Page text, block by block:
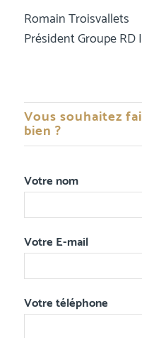
Romain Troisvallets
Président Groupe RD
Vous souhaitez
bien ?
Votre nom
Votre E-mail
Votre téléphone